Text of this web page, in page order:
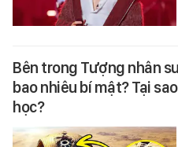
Bên trong Tượng nhân
bao nhiêu bí mật? Tại
học?